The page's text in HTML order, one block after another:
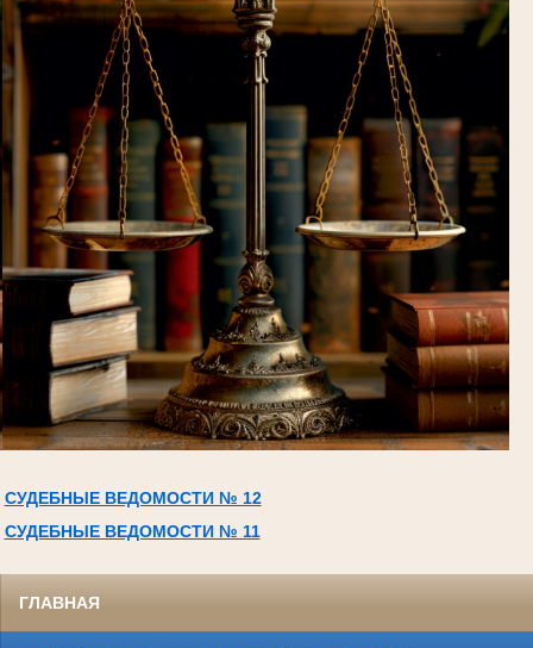
СУДЕБНЫЕ ВЕДОМОСТИ № 12
СУДЕБНЫЕ ВЕДОМОСТИ № 11
ГЛАВНАЯ